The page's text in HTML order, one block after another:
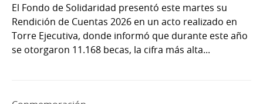
El Fondo de Solidaridad presentó este martes su
Rendición de Cuentas 2026 en un acto realizado en
Torre Ejecutiva, donde informó que durante este año
se otorgaron 11.168 becas, la cifra más alta...